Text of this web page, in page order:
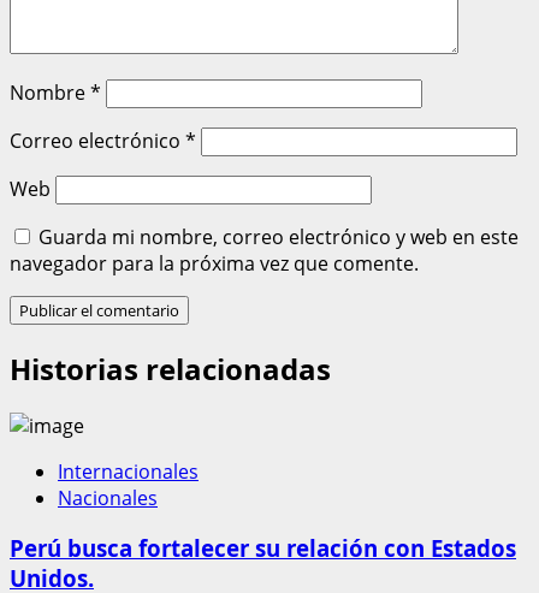
Nombre*
Correo electrónico *
Web
Guarda mi nombre, correo electrónico y web en este
navegador para la próxima vez que comente.
Historias relacionadas
Internacionales
Nacionales
Perú busca fortalecer su relación con Estados
Unidos.